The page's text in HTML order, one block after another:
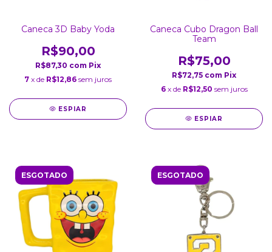
Caneca 3D Baby Yoda
R$90,00
R$87,30 com Pix
7 x de R$12,86 sem juros
ESPIAR
Caneca Cubo Dragon Ball
Team
R$75,00
R$72,75 com Pix
6 x de R$12,50 sem juros
ESPIAR
ESGOTADO ESGOTADO